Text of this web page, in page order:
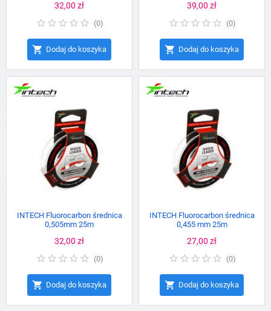
Cena
32,00 zł
(0)
 Dodaj do koszyka
Cena
39,00 zł
(0)
 Dodaj do koszyka
INTECH Fluorocarbon średnica
0,505mm 25m
Cena
32,00 zł
(0)
 Dodaj do koszyka
INTECH Fluorocarbon średnica
0,455 mm 25m
Cena
27,00 zł
(0)
 Dodaj do koszyka